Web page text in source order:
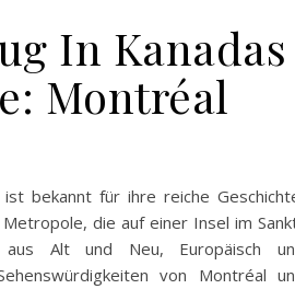
In Kanadas
Montréal
bekannt für ihre reiche
die auf einer Insel im
aus Alt und Neu, Europäisch
von Montréal